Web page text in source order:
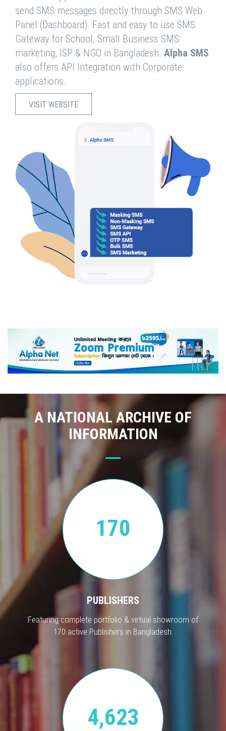
send SMS messages directly through SMS Web
Panel (Dashboard). Fast and easy to use SMS
Gateway for School, Small Business SMS
marketing, ISP & NGO in Bangladesh. Alpha SMS
also offers API Integration with Corporate
applications.
VISIT WEBSITE
A NATIONAL ARCHIVE OF
INFORMATION
170
PUBLISHERS
Featuring complete portfolio & virtual showroom of
170 active Publishers in Bangladesh.
4,623